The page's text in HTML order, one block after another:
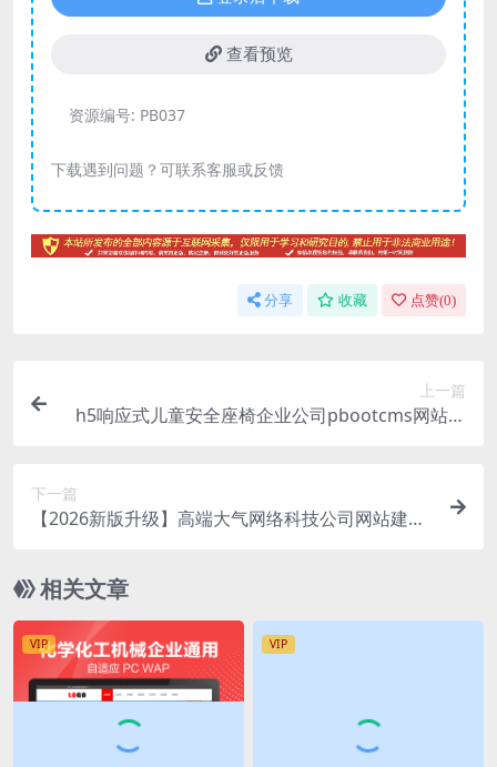
查看预览
资源编号: PB037
下载遇到问题？可联系客服或反馈
分享 收藏 点赞(0)
上一篇
h5响应式儿童安全座椅企业公司pbootcms网站模
下一篇
【2026新版升级】高端大气网络科技公司网站建设
相关文章
VIP VIP